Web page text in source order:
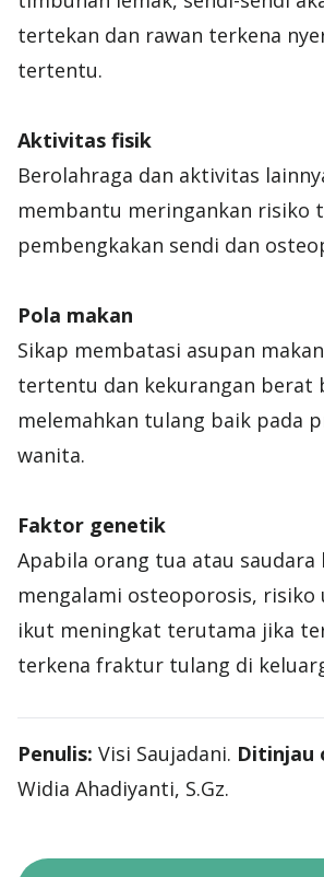
tertekan dan rawan terkena
tertentu.
Aktivitas fisik
Berolahraga dan aktivitas
membantu meringankan risiko
pembengkakan sendi dan
Pola makan
Sikap membatasi asupan
tertentu dan kekurangan berat
melemahkan tulang baik pada
wanita.
Faktor genetik
Apabila orang tua atau saudara
mengalami osteoporosis,
ikut meningkat terutama jika
terkena fraktur tulang di
Penulis: Visi Saujadani. Ditinjau
Widia Ahadiyanti, S.Gz.